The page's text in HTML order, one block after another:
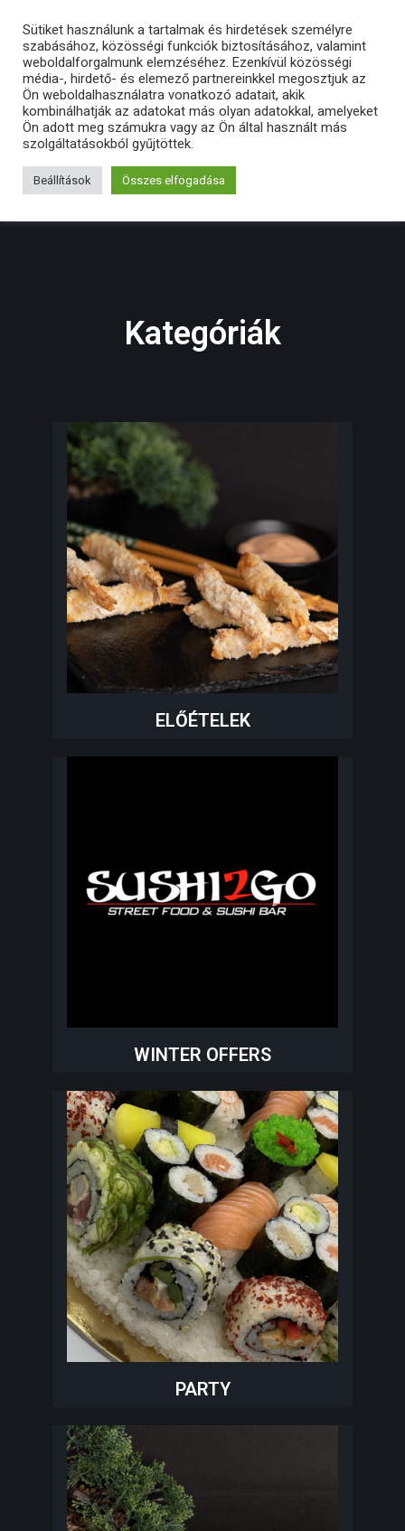
Kategóriák
ELŐÉTELEK
WINTER OFFERS
PARTY
Sütiket használunk a tartalmak és hirdetések személyre
szabásához, közösségi funkciók biztosításához, valamint
weboldalforgalmunk elemzéséhez. Ezenkívül közösségi
média-, hirdető- és elemező partnereinkkel megosztjuk az
Ön weboldalhasználatra vonatkozó adatait, akik
kombinálhatják az adatokat más olyan adatokkal, amelyeket
Ön adott meg számukra vagy az Ön által használt más
szolgáltatásokból gyűjtöttek.
Beállítások Összes elfogadása